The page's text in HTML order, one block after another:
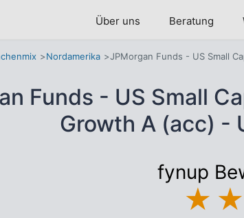
Über uns Beratung
Nordamerika JPMorgan Funds - US Small
Funds - US Small
Growth A (acc) -
fynup
★ ★